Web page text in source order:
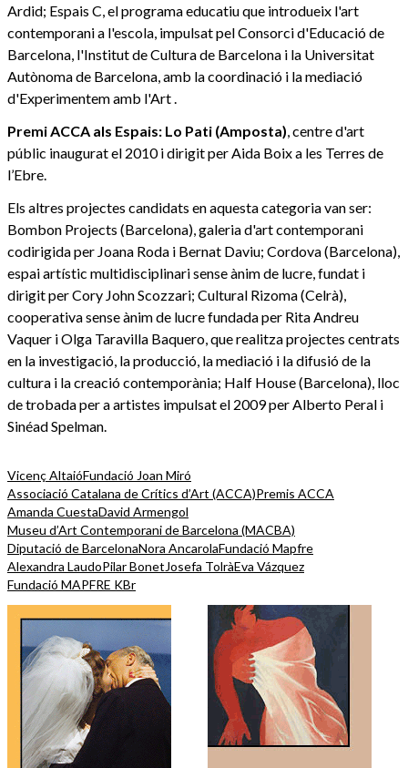
Ardid; Espais C, el programa educatiu que introdueix l'art
contemporani a l'escola, impulsat pel Consorci d'Educació de
Barcelona, l'Institut de Cultura de Barcelona i la Universitat
Autònoma de Barcelona, amb la coordinació i la mediació
d'Experimentem amb l'Art .
Premi ACCA als Espais: Lo Pati (Amposta), centre d'art
públic inaugurat el 2010 i dirigit per Aida Boix a les Terres de
l’Ebre.
Els altres projectes candidats en aquesta categoria van ser:
Bombon Projects (Barcelona), galeria d'art contemporani
codirigida per Joana Roda i Bernat Daviu; Cordova (Barcelona),
espai artístic multidisciplinari sense ànim de lucre, fundat i
dirigit per Cory John Scozzari; Cultural Rizoma (Celrà),
cooperativa sense ànim de lucre fundada per Rita Andreu
Vaquer i Olga Taravilla Baquero, que realitza projectes centrats
en la investigació, la producció, la mediació i la difusió de la
cultura i la creació contemporània; Half House (Barcelona), lloc
de trobada per a artistes impulsat el 2009 per Alberto Peral i
Sinéad Spelman.
Vicenç AltaióFundació Joan Miró
Associació Catalana de Crítics d’Art (ACCA)Premis ACCA
Amanda CuestaDavid Armengol
Museu d’Art Contemporani de Barcelona (MACBA)
Diputació de BarcelonaNora AncarolaFundació Mapfre
Alexandra LaudoPilar BonetJosefa TolràEva Vázquez
Fundació MAPFRE KBr